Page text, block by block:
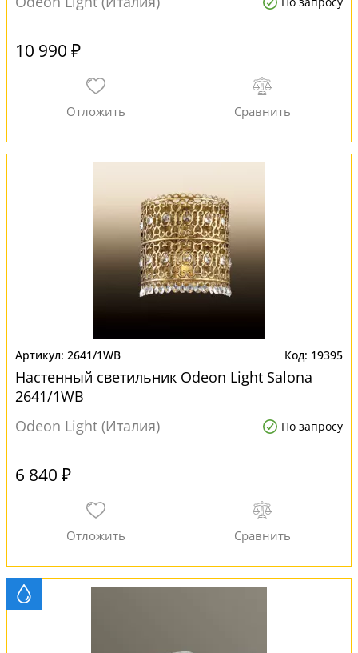
10 990 ₽
2641/1WB 19395
Настенный светильник Odeon Light Salona
2641/1WB
Odeon Light (Италия)
По запросу
6 840 ₽